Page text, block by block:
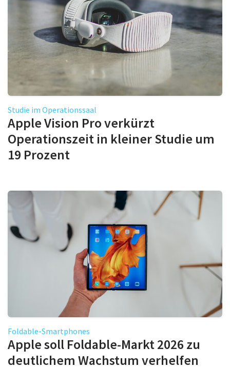
Studie im Operationssaal
Apple Vision Pro verkürzt
Operationszeit in kleiner Studie um
19 Prozent
Foldable-Smartphones
Apple soll Foldable-Markt 2026 zu
deutlichem Wachstum verhelfen